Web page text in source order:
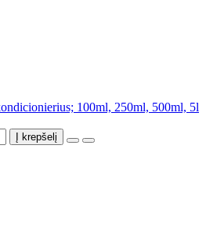
100ml, 250ml, 500ml, 5l
Į krepšelį